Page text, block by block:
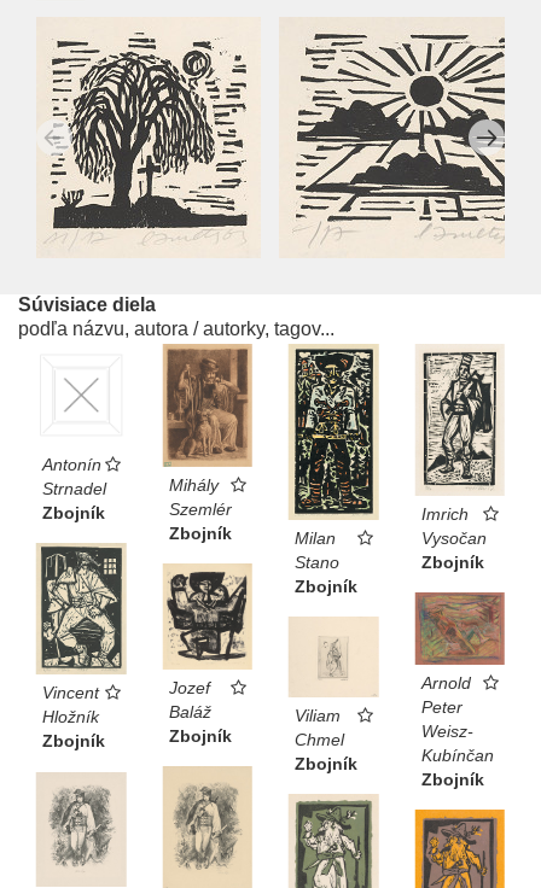
Súvisiace diela
podľa názvu, autora / autorky, tagov...
Antonín
Strnadel
Zbojník
Mihály
Szemlér
Zbojník
Milan
Stano
Zbojník
Imrich
Vysočan
Zbojník
Vincent
Hložník
Zbojník
Jozef
Baláž
Zbojník
Arnold
Peter
Weisz-
Kubínčan
Zbojník
Viliam
Chmel
Zbojník